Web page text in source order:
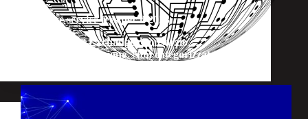
Le nuove service fees per il 2023
Internet Exchange ,Consorzio,
Interconnessione,Non categorizzato